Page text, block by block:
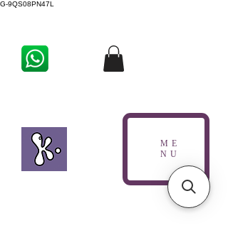
G-9QS08PN47L
ME
NU